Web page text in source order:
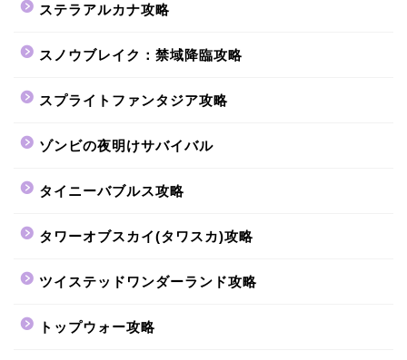
ステラアルカナ攻略
スノウブレイク：禁域降臨攻略
スプライトファンタジア攻略
ゾンビの夜明けサバイバル
タイニーバブルス攻略
タワーオブスカイ(タワスカ)攻略
ツイステッドワンダーランド攻略
トップウォー攻略